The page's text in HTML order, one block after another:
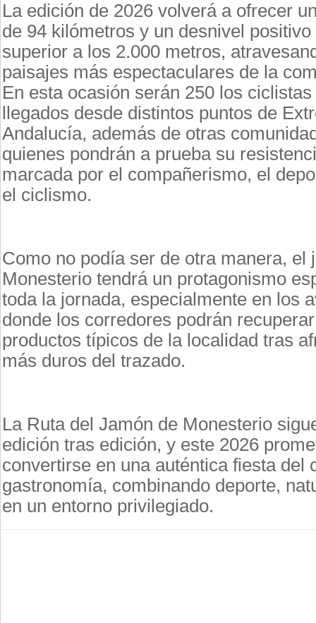
La edición de 2026 volverá a ofrecer
de 94 kilómetros y un desnivel
superior a los 2.000 metros,
paisajes más espectaculares de la
En esta ocasión serán 250 los
llegados desde distintos puntos de
Andalucía, además de otras
quienes pondrán a prueba su
marcada por el compañerismo, el
el ciclismo.
Como no podía ser de otra manera, el
Monesterio tendrá un protagonismo
toda la jornada, especialmente en los
donde los corredores podrán
productos típicos de la localidad tras
más duros del trazado.
La Ruta del Jamón de Monesterio
edición tras edición, y este 2026
convertirse en una auténtica fiesta del
gastronomía, combinando deporte,
en un entorno privilegiado.